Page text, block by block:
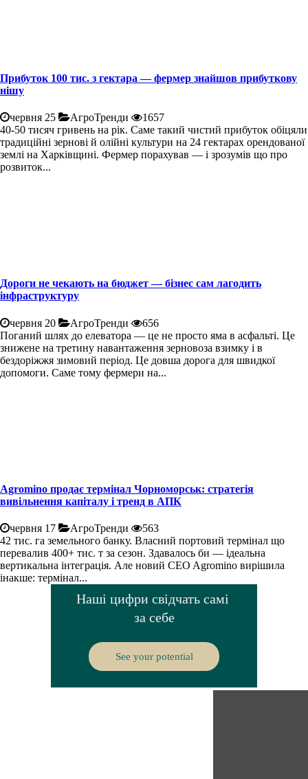
Прибуток 100 тис. з гектара — фермер знайшов прибуткову
нішу
червня 25 АгроТренди
1657
40-50 тисяч гривень на рік. Саме такий чистий прибуток обіцяли
традиційні зернові й олійні культури на 24 гектарах орендованої
землі на Харківщині. Фермер порахував — і зрозумів що про
розвиток...
Дороги не чекають на бюджет — бізнес сам лагодить
інфраструктуру
червня 20 АгроТренди
656
Поганий шлях до елеватора — це не просто яма в асфальті. Це
знижене на третину навантаження зерновоза взимку і в
бездоріжжя зимовий період. Це довша дорога для швидкої
допомоги. Саме тому фермери на...
Agromino продає термінал Чорноморськ: стратегія
вивільнення капіталу і тренд в АПК
червня 17 АгроТренди
563
42 тис. га земельного банку. Власний портовий термінал що
перевалив 400+ тис. т за сезон. Здавалось би — ідеальна
вертикальна інтеграція. Але новий CEO Agromino вирішила
інакше: термінал...